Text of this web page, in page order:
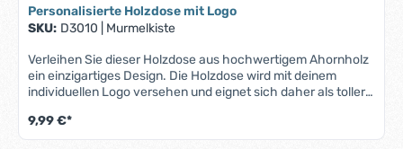
Personalisierte Holzdose mit Logo
SKU: D3010 Murmelkiste
Verleihen Sie dieser Holzdose aus hochwertigem Ahornholz
ein einzigartiges Design. Die Holzdose wird mit deinem
individuellen Logo versehen und eignet sich daher als toller
natürliche Optik durch hochwertiges AhornholzIndividuelles
Logo: Ihr persönliches Logo wird präzise auf die Oberfläche
9,99 €*